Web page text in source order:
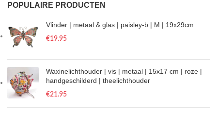
POPULAIRE PRODUCTEN
Vlinder | metaal & glas | paisley-b | M | 19x29cm
€19.95
Waxinelichthouder | vis | metaal | 15x17 cm | roze |
handgeschilderd | theelichthouder
€21.95